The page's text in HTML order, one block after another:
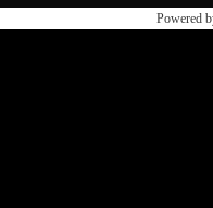
Powered